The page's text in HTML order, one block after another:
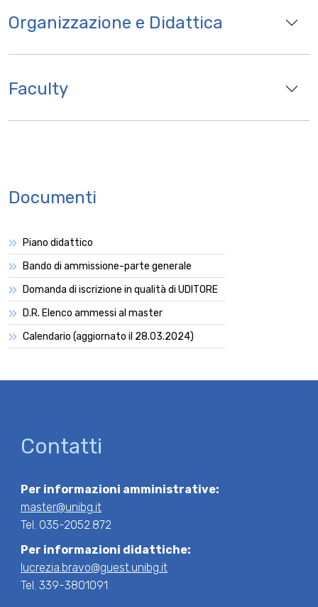
Organizzazione e Didattica
Faculty
Documenti
Piano didattico
Bando di ammissione-parte generale
Domanda di iscrizione in qualità di UDITORE
D.R. Elenco ammessi al master
Calendario (aggiornato il 28.03.2024)
Contatti
Per informazioni amministrative:
master@unibg.it
Tel. 035-2052.872
Per informazioni didattiche:
lucrezia.bravo@guest.unibg.it
Tel. 339-3801091